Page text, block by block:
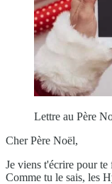
Lettre au Père
Cher Père Noël,
Je viens t'écrire pour te
Comme tu le sais, les